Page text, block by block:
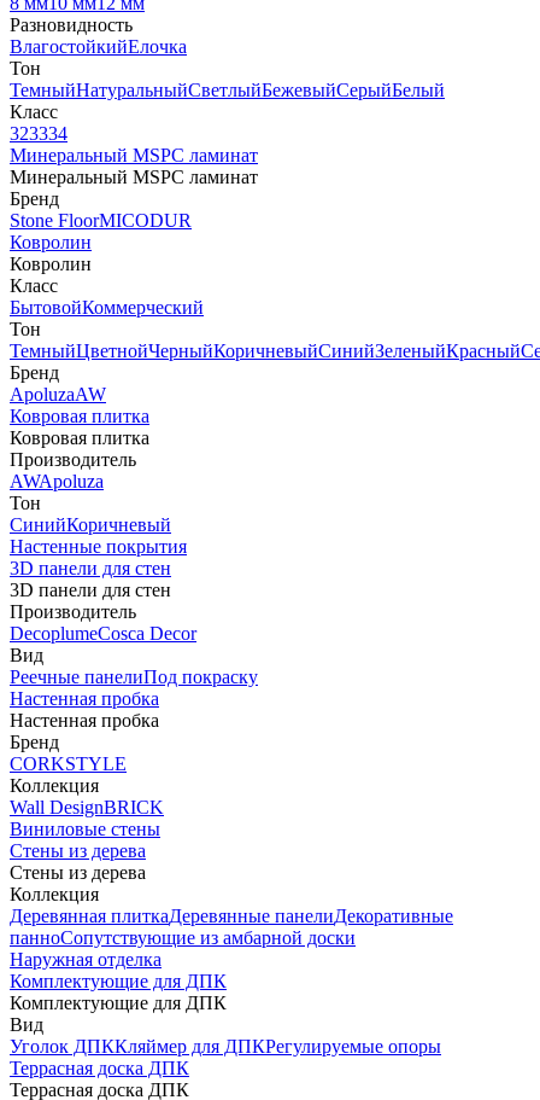
Разновидность
ВлагостойкийЕлочка
Тон
ТемныйНатуральныйСветлыйБежевыйСерыйБелый
Класс
323334
Минеральный MSPC ламинат
Минеральный MSPC ламинат
Бренд
Stone FloorMICODUR
Ковролин
Ковролин
Класс
БытовойКоммерческий
Тон
ТемныйЦветнойЧерныйКоричневыйСинийЗеленыйКрасный
Бренд
ApoluzaAW
Ковровая плитка
Ковровая плитка
Производитель
AWApoluza
Тон
СинийКоричневый
Настенные покрытия
3D панели для стен
3D панели для стен
Производитель
DecoplumeCosca Decor
Вид
Реечные панелиПод покраску
Настенная пробка
Настенная пробка
Бренд
CORKSTYLE
Коллекция
Wall DesignBRICK
Виниловые стены
Стены из дерева
Стены из дерева
Коллекция
Деревянная плиткаДеревянные панелиДекоративные
панноСопутствующие из амбарной доски
Наружная отделка
Комплектующие для ДПК
Комплектующие для ДПК
Вид
Уголок ДПККляймер для ДПКРегулируемые опоры
Террасная доска ДПК
Террасная доска ДПК